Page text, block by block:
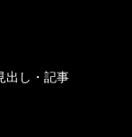
出し・記事